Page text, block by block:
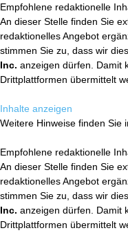
Empfohlene redaktionelle
An dieser Stelle finden Sie
redaktionelles Angebot
stimmen Sie zu, dass wir
Inc. anzeigen dürfen. Damit
Drittplattformen übermittelt
Inhalte anzeigen
Weitere Hinweise finden Sie
Empfohlene redaktionelle
An dieser Stelle finden Sie
redaktionelles Angebot
stimmen Sie zu, dass wir
Inc. anzeigen dürfen. Damit
Drittplattformen übermittelt